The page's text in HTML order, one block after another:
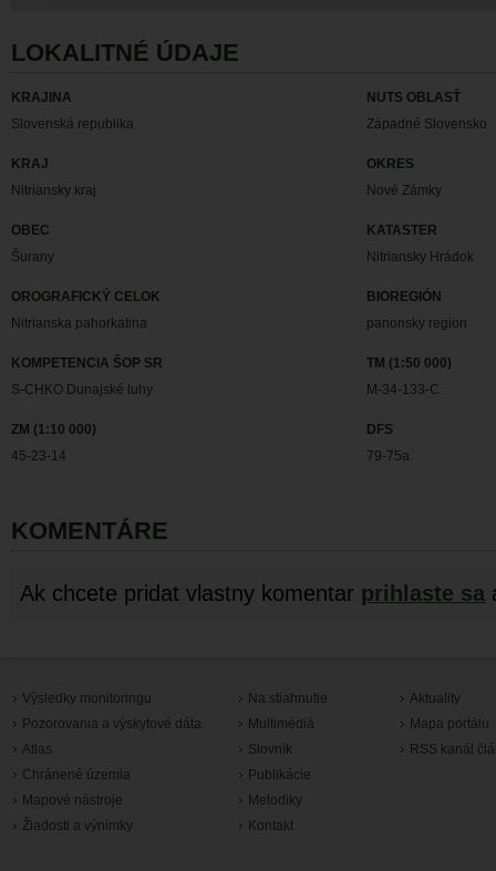
LOKALITNÉ ÚDAJE
KRAJINA
Slovenská republika
NUTS OBLASŤ
Západné Slovensko
KRAJ
Nitriansky kraj
OKRES
Nové Zámky
OBEC
Šurany
KATASTER
Nitriansky Hrádok
OROGRAFICKÝ CELOK
Nitrianska pahorkatina
BIOREGIÓN
panonsky region
KOMPETENCIA ŠOP SR
S-CHKO Dunajské luhy
TM (1:50 000)
M-34-133-C
ZM (1:10 000)
45-23-14
DFS
79-75a
KOMENTÁRE
Ak chcete pridat vlastny komentar prihlaste sa
Výsledky monitoringu
Pozorovania a výskytové dáta
Atlas
Chránené územia
Mapové nástroje
Žiadosti a výnimky
Na stiahnutie
Multimédiá
Slovník
Publikácie
Metodiky
Kontakt
Aktuality
Mapa portálu
RSS kanál